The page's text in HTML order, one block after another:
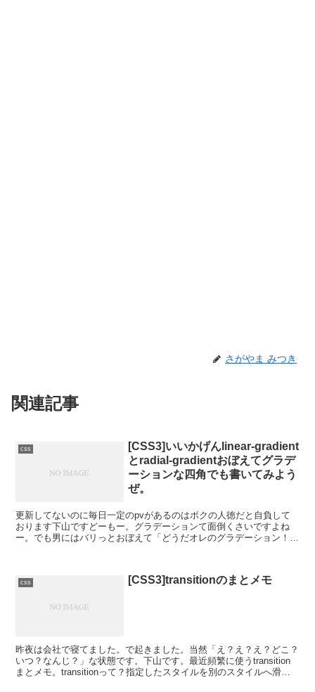
さがやま みつき
関連記事
css
[CSS3]いいかげんlinear-gradient
とradial-gradientおぼえてグラデ
ーションな四角でも書いてみよう
ぜ。
更新してないのに毎日一定のpvがあるのはボクの人徳だと自負して
おります下山ですどーもー。グラデーションて面倒くさいですよね
ー。でも男にはバリっとおぼえて「どうだオレのグラデーション！ス
css [CSS3]transitionのまとメモ
昨夜は会社で寝てました。で起きました。当然「え？え？え？どこ？
いつ？なんじ？」な状態です。下山です。最近頻繁に使うtransition
まとメモ。transitionって？指定したスタイルを別のスタイルへ滑ら